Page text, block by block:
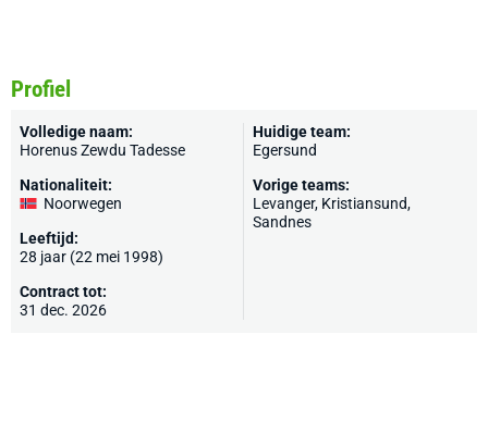
Profiel
Volledige naam:
Horenus Zewdu Tadesse
Nationaliteit:
Noorwegen
Leeftijd:
28 jaar (22 mei 1998)
Contract tot:
31 dec. 2026
Huidige team:
Egersund
Vorige teams:
Levanger, Kristiansund,
Sandnes